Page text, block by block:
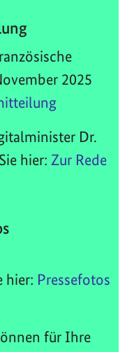
2025
Dr.
hier: Zur Rede
hier: Pressefotos
für Ihre